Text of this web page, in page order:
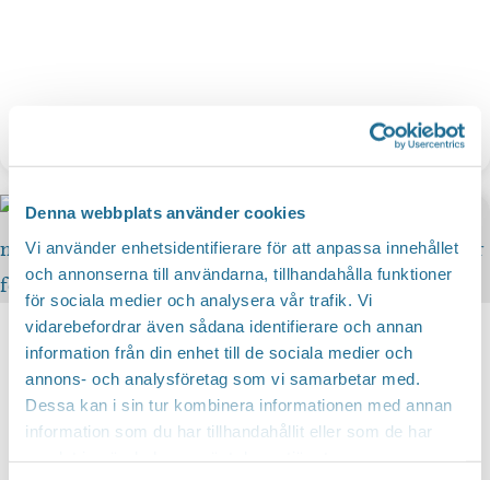
Denna webbplats använder cookies
Vi använder enhetsidentifierare för att anpassa innehållet
och annonserna till användarna, tillhandahålla funktioner
för sociala medier och analysera vår trafik. Vi
vidarebefordrar även sådana identifierare och annan
information från din enhet till de sociala medier och
annons- och analysföretag som vi samarbetar med.
Dessa kan i sin tur kombinera informationen med annan
information som du har tillhandahållit eller som de har
Aktiviteter